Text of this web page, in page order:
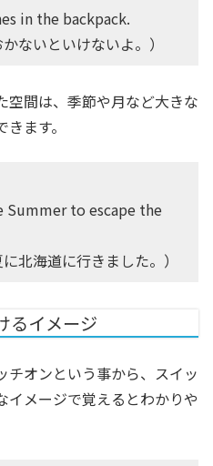
in the backpack.
ないといけないよ。）
空間は、季節や月など大きな
ます。
to escape the
北海道に行きました。）
るイメージ
チオンという事から、スイッ
イメージで覚えるとわかりや